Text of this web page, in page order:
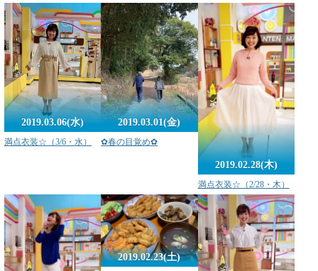
2019.03.06(水)
満点衣装☆（3/6・水）
2019.03.01(金)
✿春の目覚め✿
2019.02.28(木)
満点衣装☆（2/28・木）
2019.02.23(土)